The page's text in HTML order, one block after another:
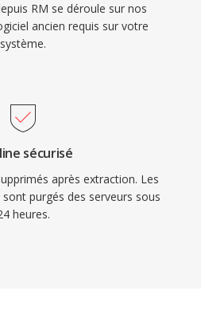
RM se déroule sur nos
ancien requis sur votre
système.
sécurisé
après extraction. Les
purgés des serveurs sous
heures.